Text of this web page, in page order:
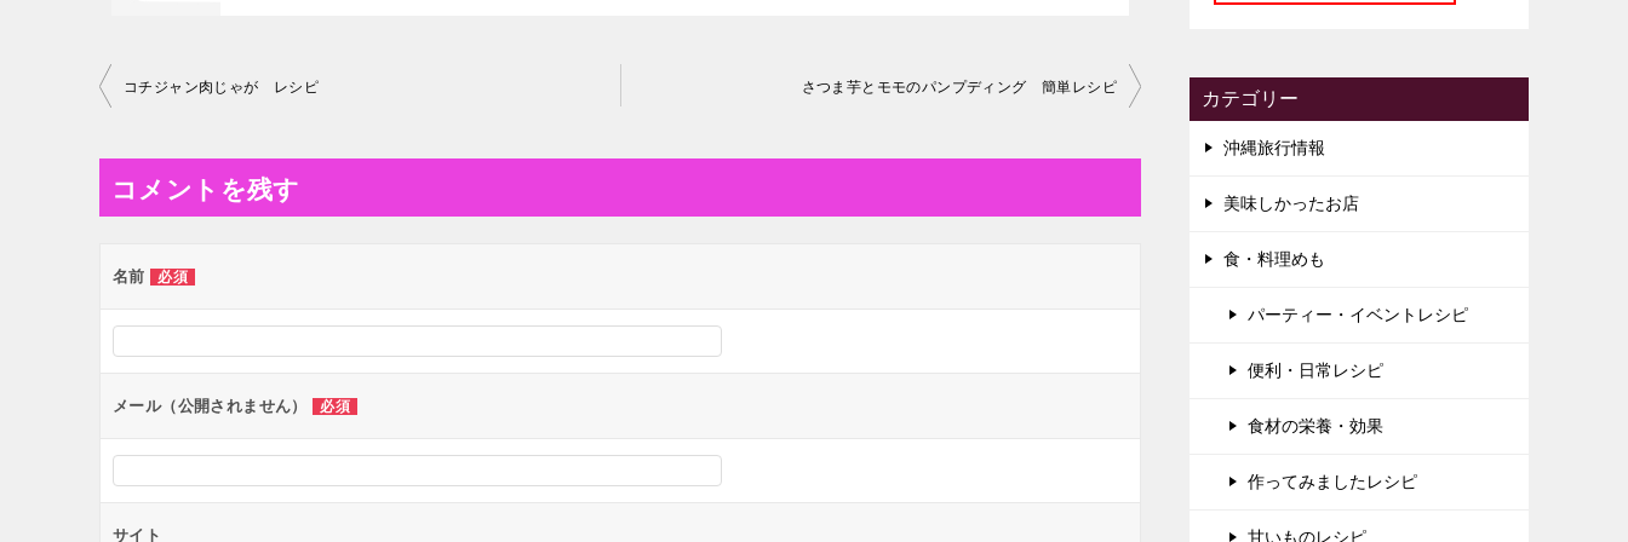
投
ナ
ビ
ー
ョ
ン
コチジャン肉じゃが レシピ さつま芋とモモのパンプディング 簡単レシピ
コメントを残す
名前 必須
メール（公開されません） 必須
サイト
カテゴリー
沖縄旅行情報
美味しかったお店
食・料理めも
パーティー・イベントレシピ
便利・日常レシピ
食材の栄養・効果
作ってみましたレシピ
甘いものレシピ